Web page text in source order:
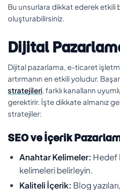
Bu unsurlara dikkat ederek etkili
oluşturabilirsiniz.
Dijital
Dijital pazarlama, e-ticaret
artırmanın en etkili yoludur.
stratejileri, farklı kanalların
gerektirir. İşte dikkate almanız
stratejiler:
SEO ve İçerik
Anahtar Kelimeler: Hedef
kelimeleri belirleyin.
Kaliteli İçerik: Blog